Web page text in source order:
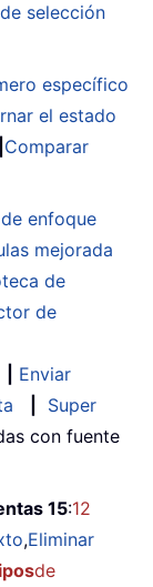
selección
específico
el estado
Comparar
enfoque
mejorada
de
de
Enviar
Super
con fuente
15:12
,Eliminar
de